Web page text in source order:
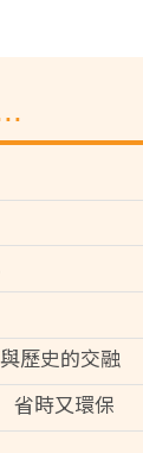
歷史的交融
省時又環保